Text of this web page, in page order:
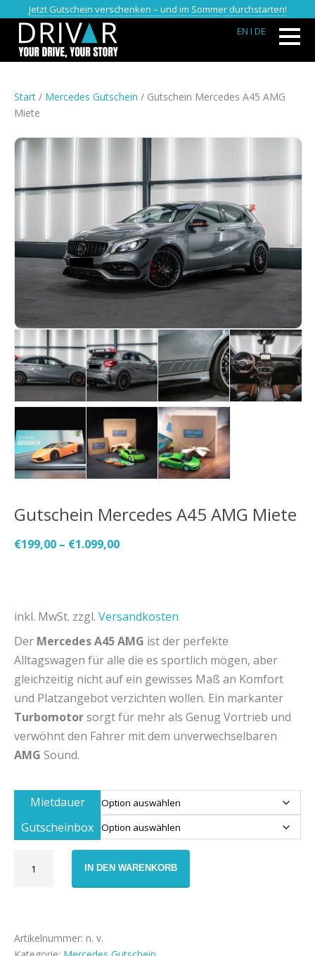
Jetzt Gutschein verschenken – und im Sommer durchstarten!
EN I DE
Start / Mercedes Gutschein / Gutschein Mercedes A45 AMG
Miete
Gutschein Mercedes A45 AMG Miete
€199,00 – €1.099,00
inkl. MwSt. zzgl. Versandkosten
Der Mercedes A45 AMG ist der perfekte
Alltagswagen für alle die es sportlich mögen, aber
gleichzeitig nicht auf ein gewisses Maß an Komfort
und Platzangebot verzichten wollen. Ein markanter
Turbomotorsorgt für mehr als Genug Vortrieb und
verwöhnt den Fahrer mit dem unverwechselbaren
AMG Sound.
Mietdauer
Gutscheinbox
Mercedes
Menge
IN DEN WARENKORB
Artikelnummer: n. v.